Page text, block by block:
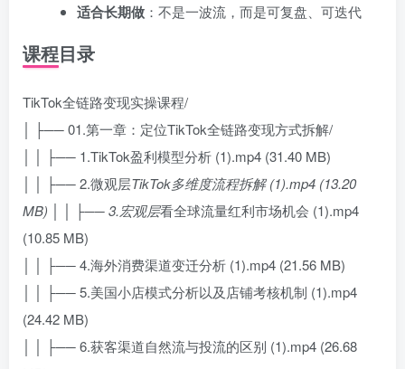
适合长期做 ：不是一波流，而是可复盘、可迭代
课程目录
TikTok全链路变现实操课程/
│ ├── 01.第一章：定位TikTok全链路变现方式拆解/
│ │ ├── 1.TikTok盈利模型分析 (1).mp4 (31.40 MB)
│ │ ├── 2.微观层TikTok多维度流程拆解 (1).mp4 (13.20
MB) │ │ ├── 3.宏观层看全球流量红利市场机会 (1).mp4
(10.85 MB)
│ │ ├── 4.海外消费渠道变迁分析 (1).mp4 (21.56 MB)
│ │ ├── 5.美国小店模式分析以及店铺考核机制 (1).mp4
(24.42 MB)
│ │ ├── 6.获客渠道自然流与投流的区别 (1).mp4 (26.68